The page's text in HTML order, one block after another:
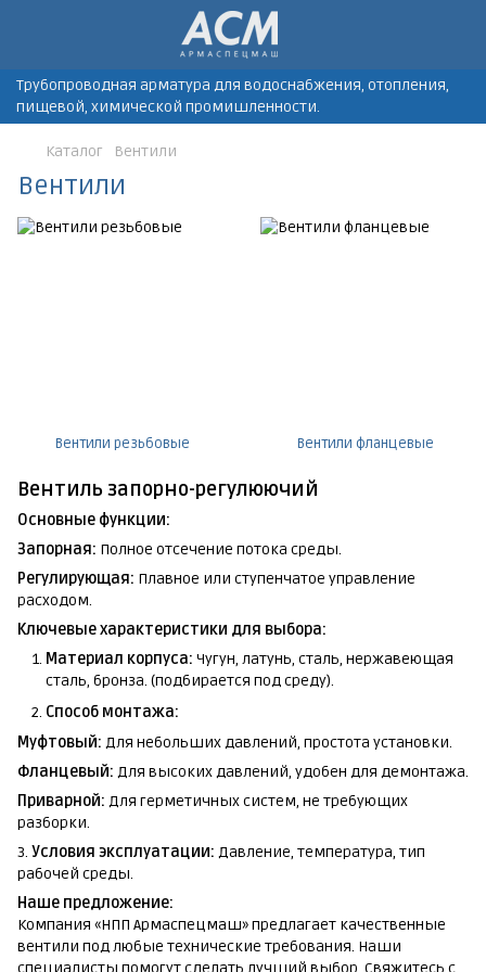
Трубопроводная арматура для водоснабжения, отопления,
пищевой, химической промишленности.
Каталог Вентили
Вентили
Вентиль запорно-регулюючий
Основные функции:
Запорная: Полное отсечение потока среды.
Регулирующая: Плавное или ступенчатое управление
расходом.
Ключевые характеристики для выбора:
Материал корпуса: Чугун, латунь, сталь, нержавеющая
сталь, бронза. (подбирается под среду).
Способ монтажа:
Муфтовый: Для небольших давлений, простота установки.
Фланцевый: Для высоких давлений, удобен для демонтажа.
Приварной: Для герметичных систем, не требующих
разборки.
3. Условия эксплуатации: Давление, температура, тип
рабочей среды.
Наше предложение:
Компания «НПП Армаспецмаш» предлагает качественные
вентили под любые технические требования. Наши
Вентили резьбовые Вентили фланцевые